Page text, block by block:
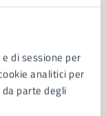
di sessione per
analitici per
parte degli